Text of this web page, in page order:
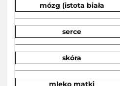
mózg (istota biała
serce
skóra
mleko matki